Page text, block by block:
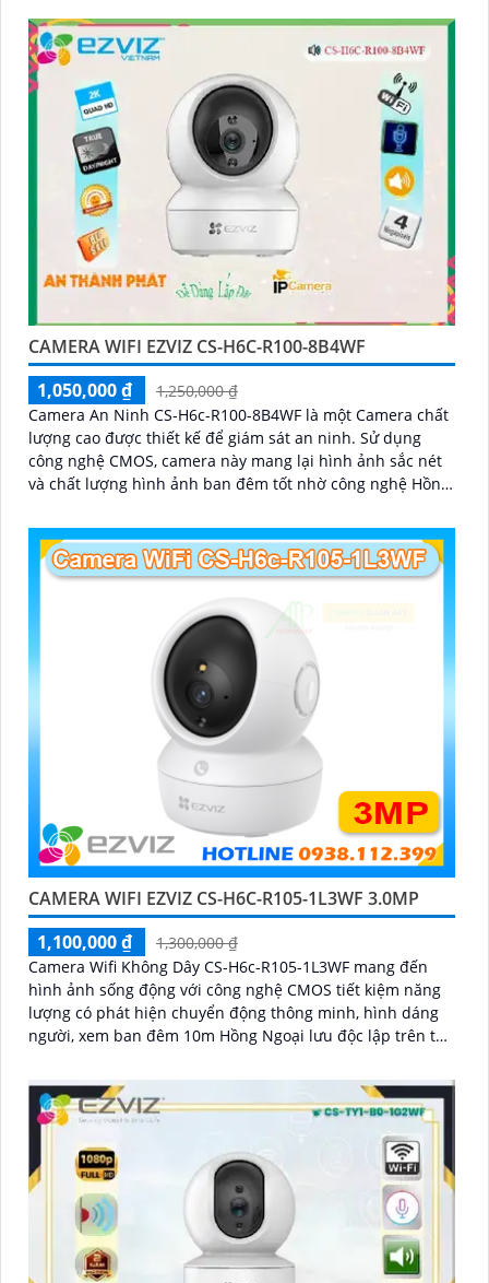
CAMERA WIFI EZVIZ CS-H6C-R100-8B4WF
1,050,000 ₫
1,250,000 ₫
Camera An Ninh CS-H6c-R100-8B4WF là một Camera chất
lượng cao được thiết kế để giám sát an ninh. Sử dụng
công nghệ CMOS, camera này mang lại hình ảnh sắc nét
và chất lượng hình ảnh ban đêm tốt nhờ công nghệ Hồng
CAMERA WIFI EZVIZ CS-H6C-R105-1L3WF 3.0MP
1,100,000 ₫
1,300,000 ₫
Camera Wifi Không Dây CS-H6c-R105-1L3WF mang đến
hình ảnh sống động với công nghệ CMOS tiết kiệm năng
lượng có phát hiện chuyển động thông minh, hình dáng
người, xem ban đêm 10m Hồng Ngoại lưu độc lập trên thẻ